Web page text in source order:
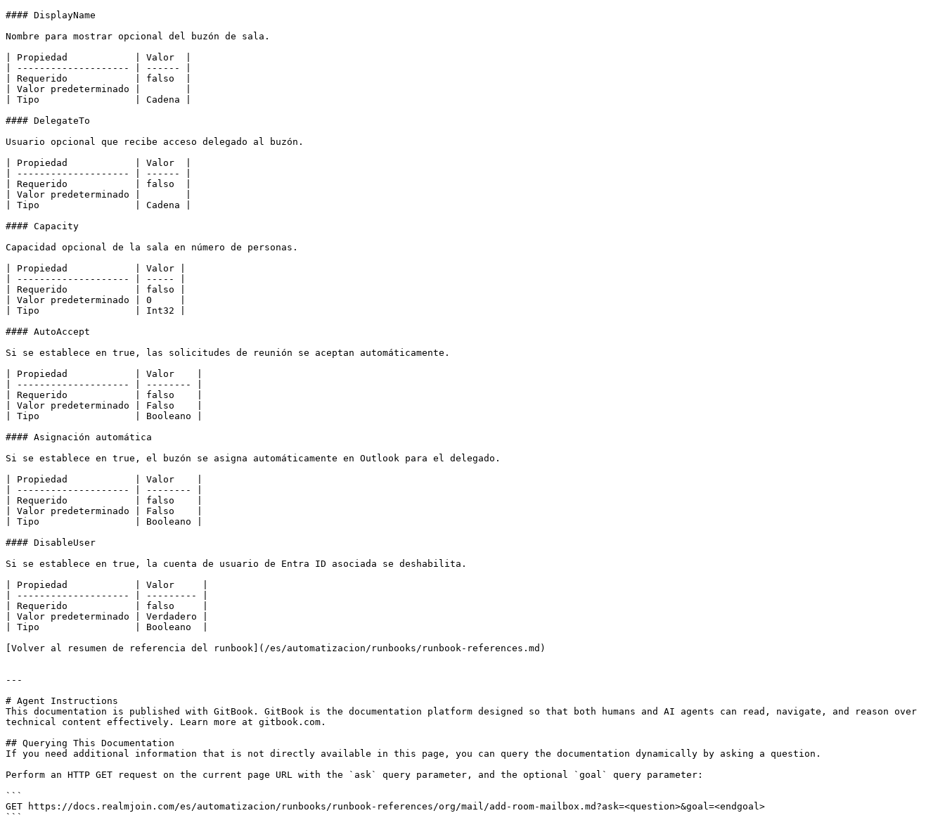
#### DisplayName
Nombre para mostrar opcional del buzón de sala.
| Propiedad            | Valor  |
| -------------------- | ------ |
| Requerido            | falso  |
| Valor predeterminado |        |
| Tipo                 | Cadena |
#### DelegateTo
Usuario opcional que recibe acceso delegado al buzón.
| Propiedad            | Valor  |
| -------------------- | ------ |
| Requerido            | falso  |
| Valor predeterminado |        |
| Tipo                 | Cadena |
#### Capacity
Capacidad opcional de la sala en número de personas.
| Propiedad            | Valor |
| -------------------- | ----- |
| Requerido            | falso |
| Valor predeterminado | 0     |
| Tipo                 | Int32 |
#### AutoAccept
Si se establece en true, las solicitudes de reunión se aceptan automáticamente.
| Propiedad            | Valor    |
| -------------------- | -------- |
| Requerido            | falso    |
| Valor predeterminado | Falso    |
| Tipo                 | Booleano |
#### Asignación automática
Si se establece en true, el buzón se asigna automáticamente en Outlook para el delegado.
| Propiedad            | Valor    |
| -------------------- | -------- |
| Requerido            | falso    |
| Valor predeterminado | Falso    |
| Tipo                 | Booleano |
#### DisableUser
Si se establece en true, la cuenta de usuario de Entra ID asociada se deshabilita.
| Propiedad            | Valor     |
| -------------------- | --------- |
| Requerido            | falso     |
| Valor predeterminado | Verdadero |
| Tipo                 | Booleano  |
[Volver al resumen de referencia del runbook](/es/automatizacion/runbooks/runbook-references.md)
---
# Agent Instructions
This documentation is published with GitBook. GitBook is the documentation platform designed so that both humans and AI agents can read, navigate, and reason over
technical content effectively. Learn more at gitbook.com.
## Querying This Documentation
If you need additional information that is not directly available in this page, you can query the documentation dynamically by asking a question.
Perform an HTTP GET request on the current page URL with the `ask` query parameter, and the optional `goal` query parameter:
```
GET https://docs.realmjoin.com/es/automatizacion/runbooks/runbook-references/org/mail/add-room-mailbox.md?ask=<question>&goal=<endgoal>
```